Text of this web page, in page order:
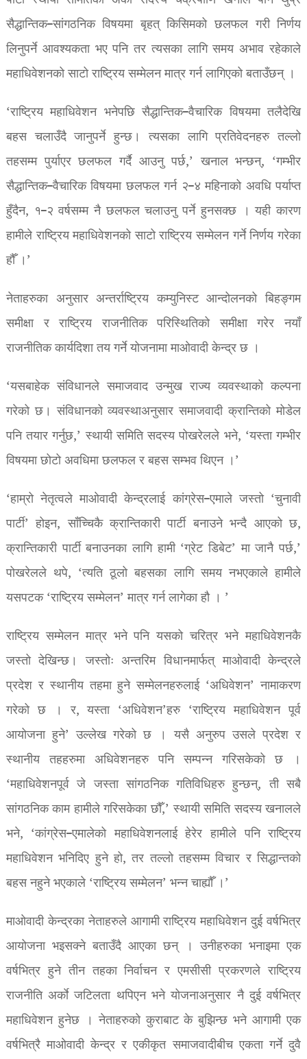
सैद्धान्तिक–सांगठनिक विषयमा बृहत् किसिमको छलफल गरी निर्णय
लिनुपर्ने आवश्यकता भए पनि तर त्यसका लागि समय अभाव रहेकाले
महाधिवेशनको साटो राष्ट्रिय सम्मेलन मात्र गर्न लागिएको बताउँछन् ।
‘राष्ट्रिय महाधिवेशन भनेपछि सैद्धान्तिक–वैचारिक विषयमा तलैदेखि
बहस चलाउँदै जानुपर्ने हुन्छ। त्यसका लागि प्रतिवेदनहरु तल्लो
तहसम्म पुर्याएर छलफल गर्दै आउनु पर्छ,’ खनाल भन्छन्, ‘गम्भीर
सैद्धान्तिक–वैचारिक विषयमा छलफल गर्न २–४ महिनाको अवधि पर्याप्त
हुँदैन, १–२ वर्षसम्म नै छलफल चलाउनु पर्ने हुनसक्छ । यही कारण
हामीले राष्ट्रिय महाधिवेशनको साटो राष्ट्रिय सम्मेलन गर्ने निर्णय गरेका
हौँ ।’
नेताहरुका अनुसार अन्तर्राष्ट्रिय कम्युनिस्ट आन्दोलनको बिहङ्गम
समीक्षा र राष्ट्रिय राजनीतिक परिस्थितिको समीक्षा गरेर नयाँ
राजनीतिक कार्यदिशा तय गर्ने योजनामा माओवादी केन्द्र छ ।
‘यसबाहेक संविधानले समाजवाद उन्मुख राज्य व्यवस्थाको कल्पना
गरेको छ। संविधानको व्यवस्थाअनुसार समाजवादी क्रान्तिको मोडेल
पनि तयार गर्नुछ,’ स्थायी समिति सदस्य पोखरेलले भने, ‘यस्ता गम्भीर
विषयमा छोटो अवधिमा छलफल र बहस सम्भव थिएन ।’
‘हाम्रो नेतृत्वले माओवादी केन्द्रलाई कांग्रेस–एमाले जस्तो ‘चुनावी
पार्टी’ होइन, साँच्चिकै क्रान्तिकारी पार्टी बनाउने भन्दै आएको छ,
क्रान्तिकारी पार्टी बनाउनका लागि हामी ‘ग्रेट डिबेट’ मा जानै पर्छ,’
पोखरेलले थपे, ‘त्यति ठूलो बहसका लागि समय नभएकाले हामीले
यसपटक ‘राष्ट्रिय सम्मेलन’ मात्र गर्न लागेका हौ । ’
राष्ट्रिय सम्मेलन मात्र भने पनि यसको चरित्र भने महाधिवेशनकै
जस्तो देखिन्छ। जस्तोः अन्तरिम विधानमार्फत् माओवादी केन्द्रले
प्रदेश र स्थानीय तहमा हुने सम्मेलनहरुलाई ‘अधिवेशन’ नामाकरण
गरेको छ । र, यस्ता ‘अधिवेशन’हरु ‘राष्ट्रिय महाधिवेशन पूर्व
आयोजना हुने’ उल्लेख गरेको छ । यसै अनुरुप उसले प्रदेश र
स्थानीय तहहरुमा अधिवेशनहरु पनि सम्पन्न गरिसकेको छ ।
‘महाधिवेशनपूर्व जे जस्ता सांगठनिक गतिविधिहरु हुन्छन्, ती सबै
सांगठनिक काम हामीले गरिसकेका छौँ,’ स्थायी समिति सदस्य खनालले
भने, ‘कांग्रेस–एमालेको महाधिवेशनलाई हेरेर हामीले पनि राष्ट्रिय
महाधिवेशन भनिदिए हुने हो, तर तल्लो तहसम्म विचार र सिद्धान्तको
बहस नहुने भएकाले ‘राष्ट्रिय सम्मेलन’ भन्न चाह्यौँ ।’
माओवादी केन्द्रका नेताहरुले आगामी राष्ट्रिय महाधिवेशन दुई वर्षभित्र
आयोजना भइसक्ने बताउँदै आएका छन् । उनीहरुका भनाइमा एक
वर्षभित्र हुने तीन तहका निर्वाचन र एमसीसी प्रकरणले राष्ट्रिय
राजनीति अर्काे जटिलता थपिएन भने योजनाअनुसार नै दुई वर्षभित्र
महाधिवेशन हुनेछ । नेताहरुको कुराबाट के बुझिन्छ भने आगामी एक
वर्षभित्रै माओवादी केन्द्र र एकीकृत समाजवादीबीच एकता गर्ने दुवै